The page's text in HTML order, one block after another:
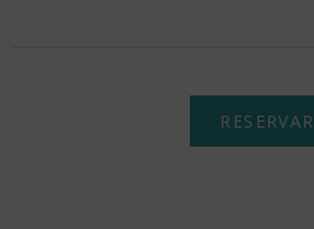
RESERVAR